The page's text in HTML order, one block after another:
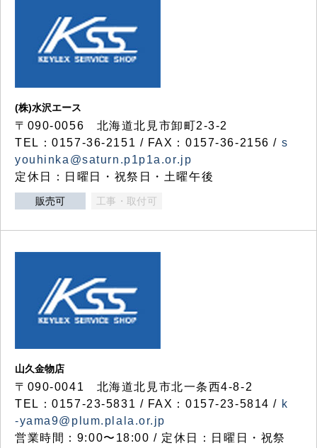
(株)水沢エース
〒090-0056 北海道北見市卸町2-3-2
TEL：0157-36-2151 / FAX：0157-36-2156 / s
youhinka@saturn.p1p1a.or.jp
定休日：日曜日・祝祭日・土曜午後
販売可 工事・取付可
山久金物店
〒090-0041 北海道北見市北一条西4-8-2
TEL：0157-23-5831 / FAX：0157-23-5814 / k
-yama9@plum.plala.or.jp
営業時間：9:00〜18:00 / 定休日：日曜日・祝祭